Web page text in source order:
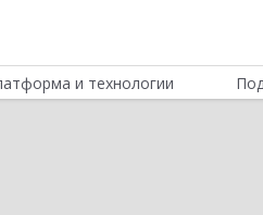
и технологии